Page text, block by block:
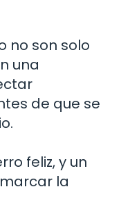
no son solo
una
de que se
feliz, y un
la